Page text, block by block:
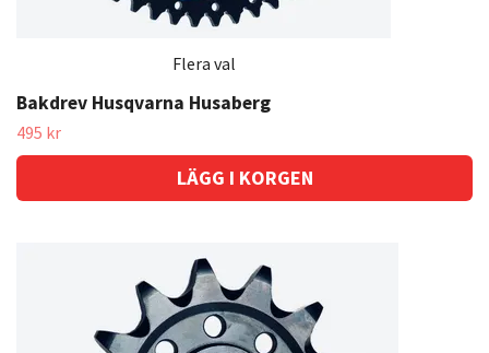
Flera val
Bakdrev Husqvarna Husaberg
495 kr
LÄGG I KORGEN